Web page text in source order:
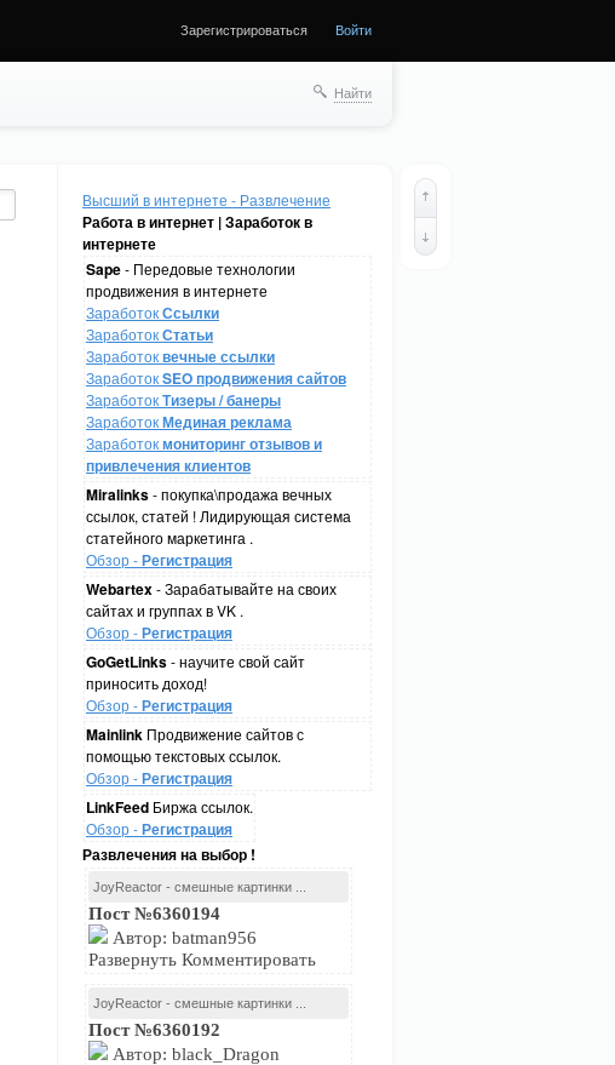
Зарегистрироваться Войти
Найти
Высший в интернете - Развлечение
Работа в интернет | Заработок в
интернете
Sape- Передовые технологии
продвижения в интернете
ЗаработокСсылки
ЗаработокСтатьи
Заработоквечные ссылки
ЗаработокSEO продвижения сайтов
ЗаработокТизеры / банеры
ЗаработокМединая реклама
Заработокмониторинг отзывов и
привлечения клиентов
Miralinks- покупка\продажа вечных
ссылок, статей ! Лидирующая система
статейного маркетинга .
Обзор -Регистрация
Webartex- Зарабатывайте на своих
сайтах и группах в VK .
Обзор -Регистрация
GoGetLinks- научите свой сайт
приносить доход!
Обзор -Регистрация
Mainlink Продвижение сайтов с
помощью текстовых ссылок.
Обзор -Регистрация
LinkFeed Биржа ссылок.
Обзор -Регистрация
Развлечения на выбор !
JoyReactor - смешные картинки ...
Пост №6360194
Автор: batman956
Развернуть Комментировать
JoyReactor - смешные картинки ...
Пост №6360192
Автор: black_Dragon